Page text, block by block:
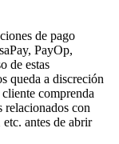
de pago
PayOp,
de estas
queda a discreción
comprenda
relacionados con
antes de abrir